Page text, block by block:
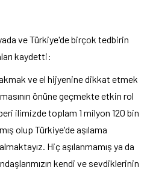
ve Türkiye'de birçok tedbirin
kaydetti:
ve el hijyenine dikkat etmek
önüne geçmekte etkin rol
ilimizde toplam 1 milyon 120 bin
olup Türkiye'de aşılama
Hiç aşılanmamış ya da
kendi ve sevdiklerinin